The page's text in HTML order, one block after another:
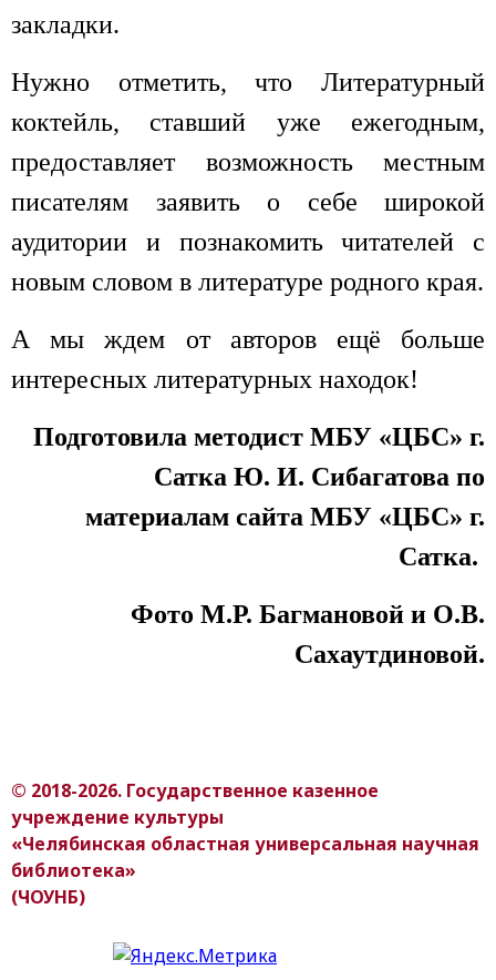
закладки.
Нужно отметить, что Литературный
коктейль, ставший уже ежегодным,
предоставляет возможность местным
писателям заявить о себе широкой
аудитории и познакомить читателей с
новым словом в литературе родного края.
А мы ждем от авторов ещё больше
интересных литературных находок!
Подготовила методист МБУ «ЦБС» г.
Сатка Ю. И. Сибагатова по
материалам сайта МБУ «ЦБС» г.
Сатка.
Фото М.Р. Багмановой и О.В.
Сахаутдиновой.
© 2018-2026. Государственное казенное
учреждение культуры
«Челябинская областная универсальная научная
библиотека»
(ЧОУНБ)